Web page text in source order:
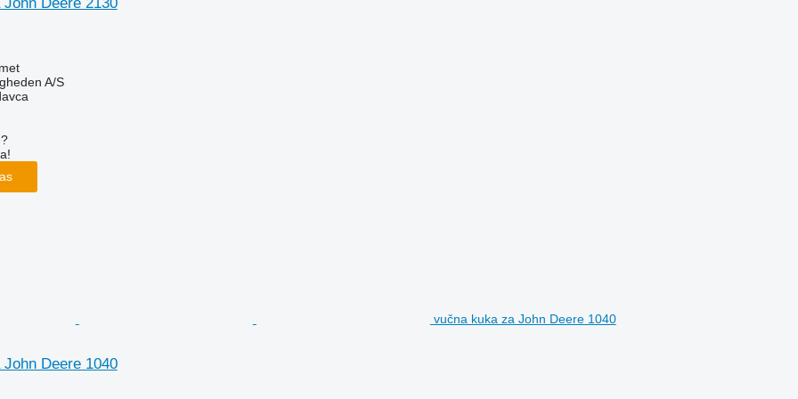
A/S
vučna kuka za John Deere 1040
Deere 1040